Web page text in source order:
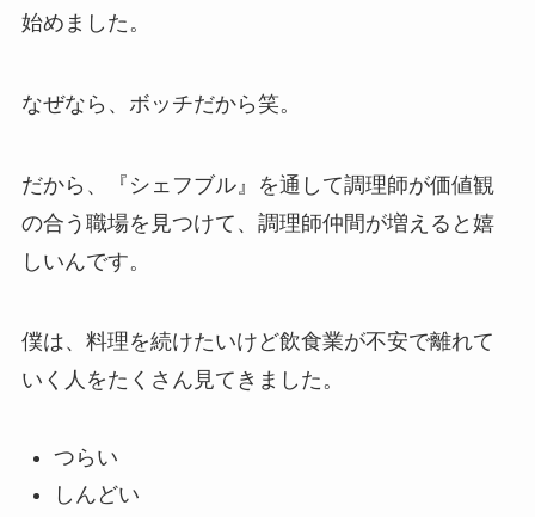
始めました。
なぜなら、ボッチだから笑。
だから、『シェフブル』を通して調理師が価値観
の合う職場を見つけて、調理師仲間が増えると嬉
しいんです。
僕は、料理を続けたいけど飲食業が不安で離れて
いく人をたくさん見てきました。
つらい
しんどい